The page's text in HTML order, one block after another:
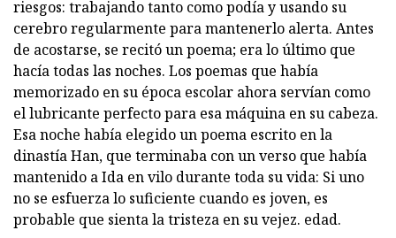
riesgos: trabajando tanto como podía y usando su
cerebro regularmente para mantenerlo alerta. Antes
de acostarse, se recitó un poema; era lo último que
hacía todas las noches. Los poemas que había
memorizado en su época escolar ahora servían como
el lubricante perfecto para esa máquina en su cabeza.
Esa noche había elegido un poema escrito en la
dinastía Han, que terminaba con un verso que había
mantenido a Ida en vilo durante toda su vida: Si uno
no se esfuerza lo suficiente cuando es joven, es
probable que sienta la tristeza en su vejez. edad.